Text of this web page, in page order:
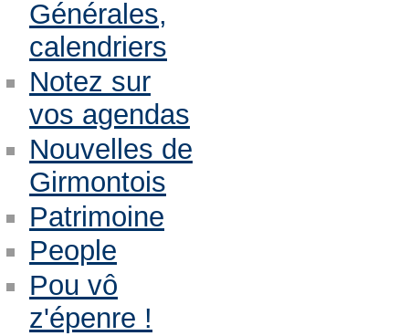
Générales,
calendriers
Notez sur
vos agendas
Nouvelles de
Girmontois
Patrimoine
People
Pou vô
z'épenre !